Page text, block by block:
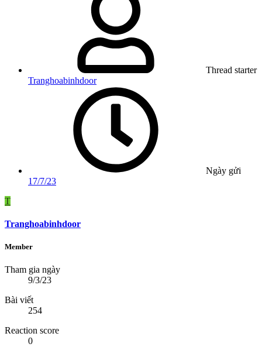
Thread starter
Tranghoabinhdoor
Ngày gửi
17/7/23
T
Tranghoabinhdoor
Member
Tham gia ngày
9/3/23
Bài viết
254
Reaction score
0